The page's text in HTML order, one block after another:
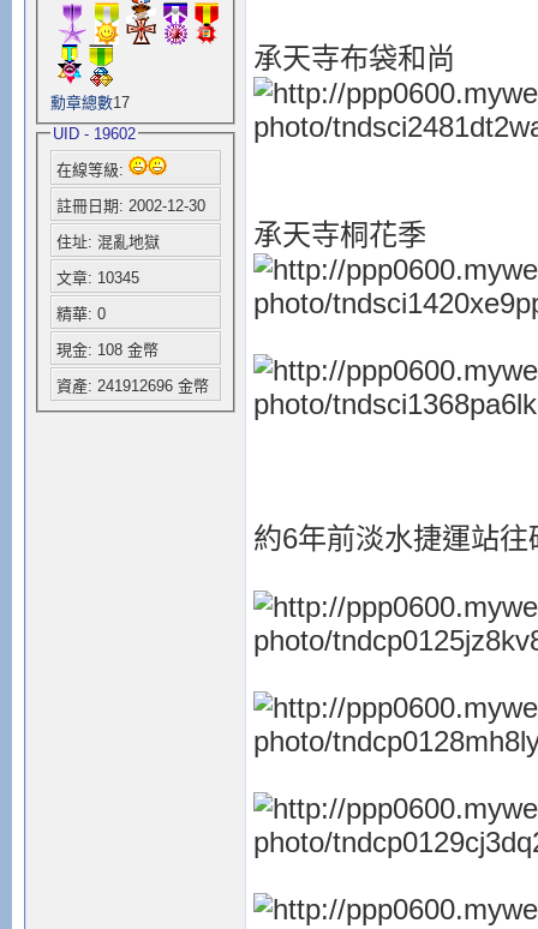
勳章總數17
UID - 19602
在線等級:
註冊日期: 2002-12-30
住址: 混亂地獄
文章: 10345
精華: 0
現金: 108 金幣
資產: 241912696 金幣
承天寺布袋和尚
承天寺桐花季
約6年前淡水捷運站